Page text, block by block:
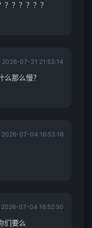
？？？？？
2026-07-31 21:53:14
那么慢？
2026-07-04 16:53:16
2026-07-04 16:52:50
们要么